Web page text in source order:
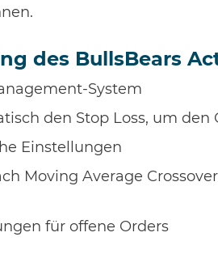
des BullsBears
System
den Stop Loss, um den
Einstellungen
Moving Average
für offene Orders